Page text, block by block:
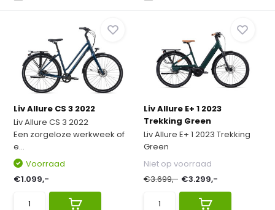
Liv Allure CS 3 2022
Liv Allure CS 3 2022
Een zorgeloze werkweek of
e...
Voorraad
€1.099,-
Liv Allure E+ 1 2023
Trekking Green
Liv Allure E+ 1 2023 Trekking
Green
Niet op voorraad
€3.699,- €3.299,-